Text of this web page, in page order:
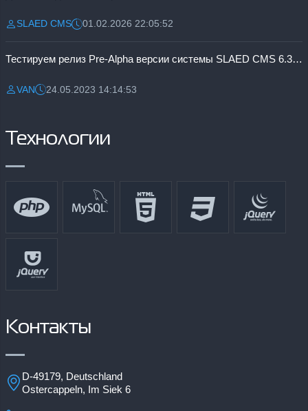
Разместил:
SLAED CMSДата:01.02.2026 22:05:52
Тестируем релиз Pre-Alpha версии системы SLAED CMS 6.3 Pro
Разместил:
VANДата:24.05.2023 14:14:53
Технологии
Контакты
D-49179, Deutschland
Ostercappeln, Im Siek 6